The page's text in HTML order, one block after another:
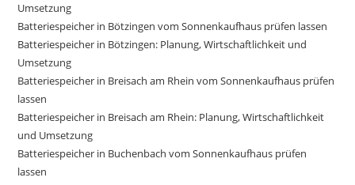
Umsetzung
Batteriespeicher in Bötzingen vom Sonnenkaufhaus prüfen lassen
Batteriespeicher in Bötzingen: Planung, Wirtschaftlichkeit und
Umsetzung
Batteriespeicher in Breisach am Rhein vom Sonnenkaufhaus prüfen
lassen
Batteriespeicher in Breisach am Rhein: Planung, Wirtschaftlichkeit
und Umsetzung
Batteriespeicher in Buchenbach vom Sonnenkaufhaus prüfen
lassen